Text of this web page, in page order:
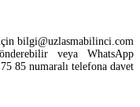
bilgi@uzlasmabilinci.com
veya WhatsApp
85 numaralı telefona davet